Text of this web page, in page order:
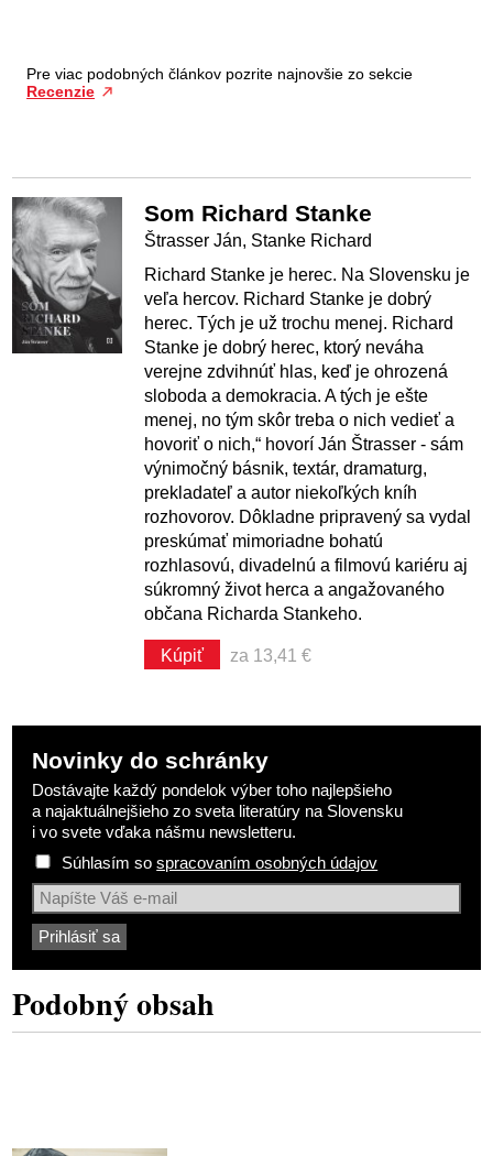
Pre viac podobných článkov pozrite najnovšie zo sekcie
Recenzie
Som Richard Stanke
Štrasser Ján, Stanke Richard
Richard Stanke je herec. Na Slovensku je
veľa hercov. Richard Stanke je dobrý
herec. Tých je už trochu menej. Richard
Stanke je dobrý herec, ktorý neváha
verejne zdvihnúť hlas, keď je ohrozená
sloboda a demokracia. A tých je ešte
menej, no tým skôr treba o nich vedieť a
hovoriť o nich,“ hovorí Ján Štrasser - sám
výnimočný básnik, textár, dramaturg,
prekladateľ a autor niekoľkých kníh
rozhovorov. Dôkladne pripravený sa vydal
preskúmať mimoriadne bohatú
rozhlasovú, divadelnú a filmovú kariéru aj
súkromný život herca a angažovaného
občana Richarda Stankeho.
Kúpiť za 13,41 €
Novinky do schránky
Dostávajte každý pondelok výber toho najlepšieho
a najaktuálnejšieho zo sveta literatúry na Slovensku
i vo svete vďaka nášmu newsletteru.
Súhlasím sospracovaním osobných údajov
Podobný obsah